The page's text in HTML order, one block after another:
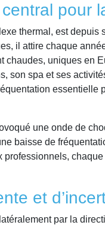
pour
thermal, est
il attire chaque
chaudes, uniques en
son spa et ses
essentielle
une onde de
baisse de
professionnels,
et
par la